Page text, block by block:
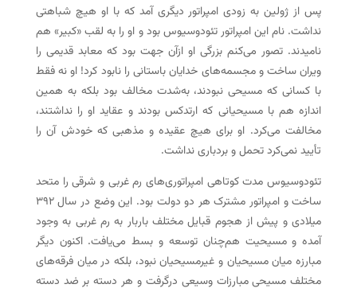
پس از ژولین به زودی امپراتور دیگری آمد که با او هیچ شباهتی
نداشت. نام این امپراتور تئودوسیوس بود و او را به لقب «کبیر» هم
نامیدند. تصور می‌کنم بزرگی او ازآن جهت بود که معابد قدیمی را
ویران ساخت و مجسمه‌های خدایان باستانی را نابود کرد! او نه فقط
با کسانی که مسیحی نبودند، به‌شدت مخالف بود بلکه به همین
اندازه هم با مسیحیانی که ارتدکس بودند و عقاید او را نداشتند،
مخالفت می‌کرد. او برای هیچ عقیده و مذهبی که خودش آن را
تأیید نمی‌کرد تحمل و بردباری نداشت.
تئودوسیوس مدت کوتاهی امپراتوری‌های رم غربی و شرقی را متحد
ساخت و امپراتور مشترک هر دو دولت بود. این وضع در سال ۳۹۲
میلادی و پیش از هجوم قبایل مختلف باربار به رم غربی به وجود
آمده و مسیحیت هم‌چنان توسعه و بسط می‌یافت. اکنون دیگر
مبارزه میان مسیحیان و غیرمسیحیان نبود، بلکه در میان فرقه‌های
مختلف مسیحی مبارزات وسیعی درگرفت و هر دسته بر ضد دسته